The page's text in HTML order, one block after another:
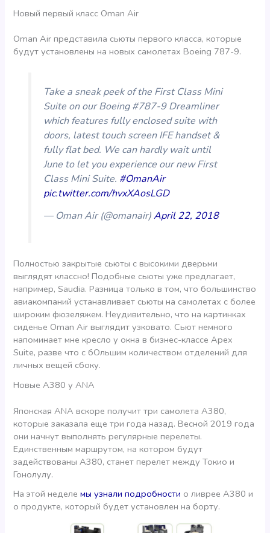
Новый первый класс Oman Air
Oman Air представила сьюты первого класса, которые
будут установлены на новых самолетах Boeing 787-9.
Take a sneak peek of the First Class Mini
Suite on our Boeing #787-9 Dreamliner
which features fully enclosed suite with
doors, latest touch screen IFE handset &
fully flat bed. We can hardly wait until
June to let you experience our new First
Class Mini Suite. #OmanAir
pic.twitter.com/hvxXAosLGD
— Oman Air (@omanair)April 22, 2018
Полностью закрытые сьюты с высокими дверьми
выглядят классно! Подобные сьюты уже предлагает,
например, Saudia. Разница только в том, что большинство
авиакомпаний устанавливает сьюты на самолетах с более
широким фюзеляжем. Неудивительно, что на картинках
сиденье Oman Air выглядит узковато. Сьют немного
напоминает мне кресло у окна в бизнес-классе Apex
Suite, разве что с бОльшим количеством отделений для
личных вещей сбоку.
Новые А380 у ANA
Японская ANA вскоре получит три самолета А380,
которые заказала еще три года назад. Весной 2019 года
они начнут выполнять регулярные перелеты.
Единственным маршрутом, на котором будут
задействованы А380, станет перелет между Токио и
Гонолулу.
На этой неделемы узнали подробности о ливрее А380 и
о продукте, который будет установлен на борту.